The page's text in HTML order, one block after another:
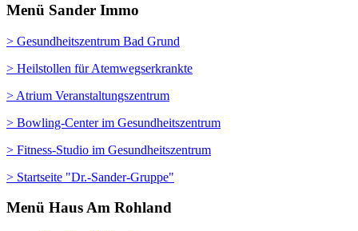
Menü Sander Immo
> Gesundheitszentrum Bad Grund
> Heilstollen für Atemwegserkrankte
> Atrium Veranstaltungszentrum
> Bowling-Center im Gesundheitszentrum
> Fitness-Studio im Gesundheitszentrum
> Startseite "Dr.-Sander-Gruppe"
Menü Haus Am Rohland